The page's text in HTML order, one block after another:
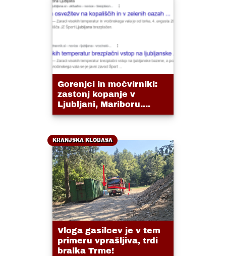
Gorenjci in močvirniki:
zastonj kopanje v
Ljubljani, Mariboru....
KRANJSKA KLOBASA
Vloga gasilcev je v tem
primeru vprašljiva, trdi
bralka Trme!